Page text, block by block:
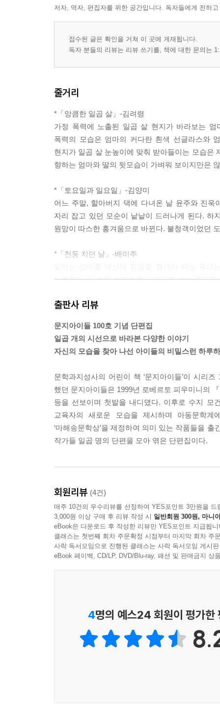
저자, 역자, 편집자를 위한 공간입니다. 독자들에게 전하
접수된 글은 확인을 거쳐 이 곳에 게재됩니다.
독자 분들의 리뷰는 리뷰 쓰기를, 책에 대한 문의는
줄거리
*「앙큼한 일곱 살」-김려령
가정 폭력에 노출된 일곱 살 현지가 바라보는
폭력의 모습은 엄마의 커다란 흰색 선글라스와
현지가 일곱 살 눈높이에 맞춰 받아들이는 모습은
향하는 엄마와 딸의 뒷모습이 가벼워 보이지만은
*「토요일과 일요일」-김양미
어느 주말, 할아버지 댁에 다녀온 날 윤주와 진
자리 잡고 있던 모순이 낱낱이 드러나게 된다. 하
원망이 따스한 흥겨움으로 바뀐다. 불청객이었던
*「천둥 치던 날」-배미주
느껴진다. 동생을 떼어놓을 심산으로 숨바꼭질
청일점으로 교내 스킬 대회에 참가한 동민이는 친
않다. 그런 것에 굴하지 않고 자신의 실력을 보여
동민이가 용기를 내어 원칙을 지키는 일이 왜 중요
*「바나나우유 형」-유영소
거의 매일 피시방에서 시간을 보내는 주완이는
어느 날 친절을 베풀며 알 수 없는 말들을 늘어놓
마냥 좋기만 했던 주완이. 서로를 잘 알지 못하는
*「이건 비밀이야, 비밀」-이성숙
*「두근두근, 장똥구」-이송현
자신을 진짜 사나이라고 생각하는 열 살짜리 장
선생님을 좋아하는 마음을 전하고 싶은 욕망과
성숙으로 향하는 아이의 모습을 엿볼 수 있는 기회
출판사 리뷰
문지아이들 100호 기념 단편집
일곱 개의 시선으로 바라본 다양한 이야기
자신의 모습을 찾아 나선 아이들의 비밀스런 하루
문학과지성사의 어린이 책 ‘문지아이들’이 시리
했던 문지아이들은 1999년 로베르토 피우미니의
등을 선보이며 첫발을 내디뎠다. 이후로 수지
교육자의 새로운 모습을 제시하며 아동문학
‘마해송문학상’을 제정하여 의미 있는 작품들을
작가들 일곱 명의 단편을 모아 엮은 단편집이다.
회원리뷰 (4건)
매주 10건의 우수리뷰를 선정하여 YES포인트 3만원을 드
3,000원 이상 구매 후 리뷰 작성 시 일반회원 300원, 마니
eBook은 다운로드 후 작성한 리뷰만 YES포인트 지급됩니
클래스는 첫번째 회차 주문확정 시점부터 마지막 회차 주
사락 독서모임으로 진행된 클래스는 사락 독서모임 게시
eBook 페이백, CD/LP, DVD/Blu-ray, 패션 및 판매금지 상
4명의 예스24 회원이 평가한